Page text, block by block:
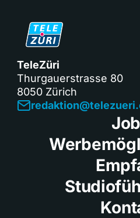
TeleZüri
Thurgauerstrasse 80
8050 Zürich